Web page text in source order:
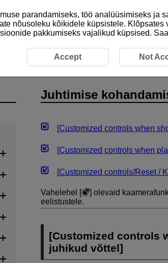
Juhtimise kohandamise üksikasjad
Juhtimise
[Customized controls when
[Customized controls when
[Customized controls/Reset /
Vahelehel [
] olevaid
eelistustele.
[Customized controls
juhikud võttel]
parandamiseks, töö analüüsimiseks ja
nõusoleku kõikidele küpsistele. Klõpsates
pakkumiseks vajalikud küpsised.
Accept Not